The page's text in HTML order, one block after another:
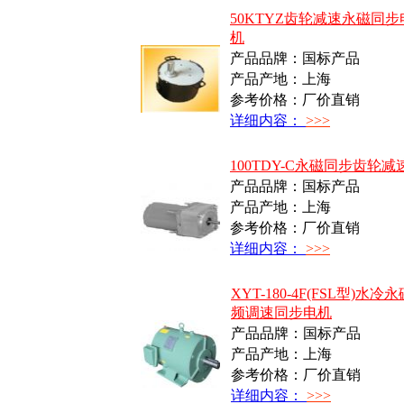
50KTYZ齿轮减速永磁同步
机
产品品牌：国标产品
产品产地：上海
参考价格：厂价直销
详细内容： >>>
100TDY-C永磁同步齿轮减
产品品牌：国标产品
产品产地：上海
参考价格：厂价直销
详细内容： >>>
XYT-180-4F(FSL型)水冷永
频调速同步电机
产品品牌：国标产品
产品产地：上海
参考价格：厂价直销
详细内容： >>>